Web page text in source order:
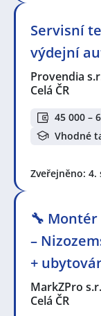
Servisní
výdejní
Provendia
Celá ČR
45 000 –
Vhodné
Zveřejněno: 4.
🔧
–
+
MarkZPro
Celá ČR